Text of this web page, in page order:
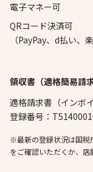
電子マネー可
QRコード決済可
（PayPay、d払い、
領収書（適格簡易請求
適格請求書（インボ
登録番号：
※最新の登録状況は国税
をご確認いただくか、店